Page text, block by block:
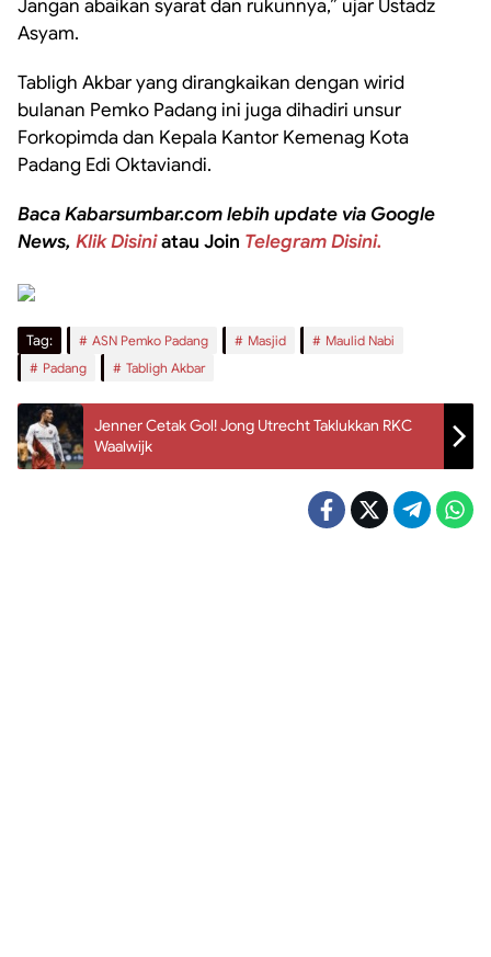
Jangan abaikan syarat dan rukunnya,” ujar Ustadz
Asyam.
Tabligh Akbar yang dirangkaikan dengan wirid
bulanan Pemko Padang ini juga dihadiri unsur
Forkopimda dan Kepala Kantor Kemenag Kota
Padang Edi Oktaviandi.
Baca Kabarsumbar.com lebih update via Google
News, Klik Disiniatau Join Telegram Disini.
Tag: ASN Pemko Padang Masjid
Maulid Nabi
Padang
Tabligh Akbar
Jenner Cetak Gol! Jong Utrecht Taklukkan RKC
Waalwijk